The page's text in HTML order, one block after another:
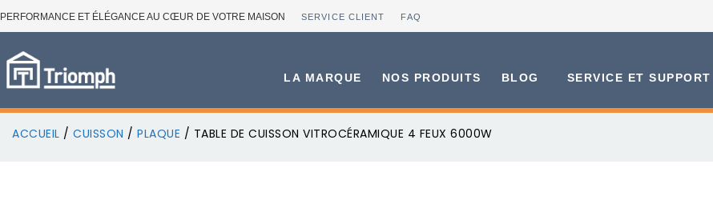
PERFORMANCE ET ÉLÉGANCE AU CŒUR DE VOTRE MAISON SERVICE CLIENT FAQ
LA MARQUE NOS PRODUITS BLOG SERVICE ET SUPPORT
ACCUEIL / CUISSON / PLAQUE / TABLE DE CUISSON VITROCÉRAMIQUE 4 FEUX 6000W